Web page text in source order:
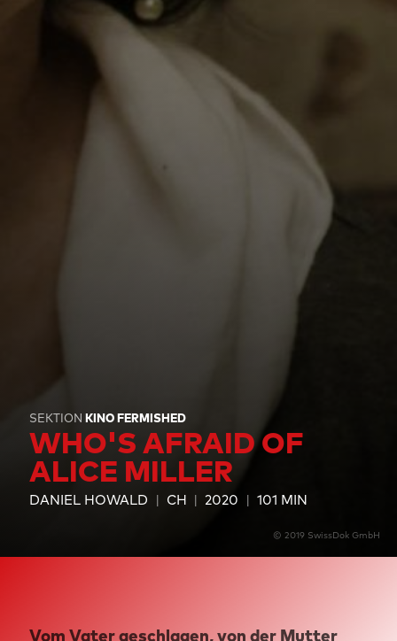
SEKTION KINO FERMISHED
WHO'S AFRAID OF
ALICE MILLER
DANIEL HOWALD CH 2020 101 MIN
© 2019 SwissDok GmbH
Vom Vater geschlagen, von der Mutter